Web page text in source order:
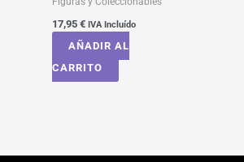
17,95 € IVA Incluído
AÑADIR AL
CARRITO